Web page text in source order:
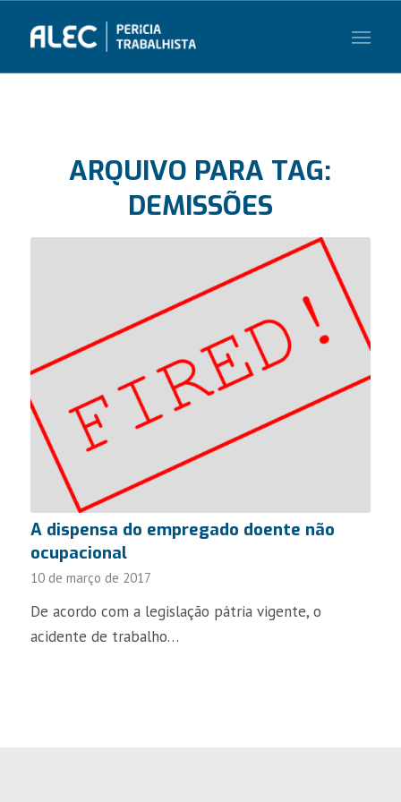
ARQUIVO PARA TAG:
DEMISSÕES
A dispensa do empregado doente não
ocupacional
10 de março de 2017
De acordo com a legislação pátria vigente, o
acidente de trabalho…